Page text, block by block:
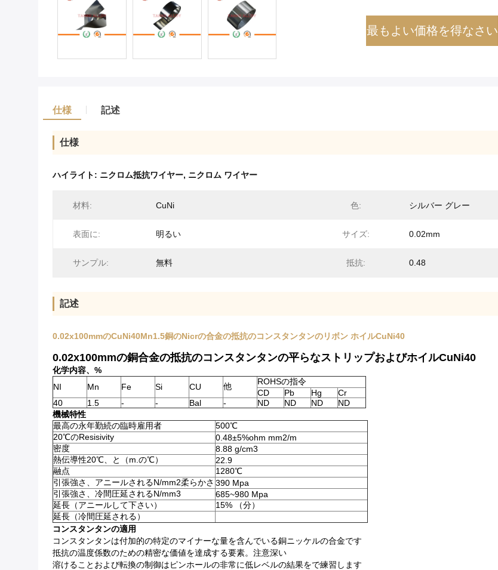
最もよい価格を得なさい
仕様 記述
仕様
ハイライト: ニクロム抵抗ワイヤー, ニクロム ワイヤー
材料: CuNi 色: シルバー グレー
表面に: 明るい サイズ: 0.02mm
サンプル: 無料 抵抗: 0.48
記述
0.02x100mmのCuNi40Mn1.5銅のNicrの合金の抵抗のコンスタンタンのリボン ホイルCuNi40
0.02x100mmの銅合金の抵抗のコンスタンタンの平らなストリップおよびホイルCuNi40
化学内容、%
NI
Mn Fe Si CU 他
ROHSの指令
CD
Pb Hg
Cr
40
1.5 - - Bal - ND ND ND
ND
機械特性
最高の永年勤続の臨時雇用者
500℃
20℃のResisivity
0.48±5%ohm mm2/m
密度
8.88 g/cm3
熱伝導性20℃、と（m.の℃）
22.9
融点
1280℃
引張強さ、アニールされるN/mm2柔らかさ 390 Mpa
引張強さ、冷間圧延されるN/mm3
685~980 Mpa
延長（アニールして下さい）
15% （分）
延長（冷間圧延される）
コンスタンタンの適用
コンスタンタンは付加的の特定のマイナーな量を含んでいる銅ニッケルの合金です
抵抗の温度係数のための精密な価値を達成する要素。注意深い
溶けることおよび転換の制御はピンホールの非常に低レベルの結果をで練習します